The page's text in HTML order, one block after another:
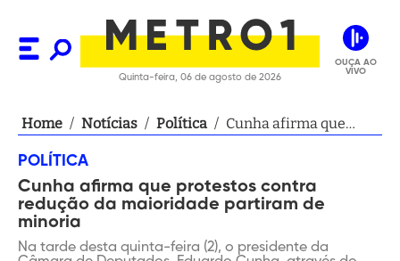
Quinta-feira, 06 de agosto de 2026
OUÇA AO
VIVO
Home / Notícias / Política / Cunha afirma que
partiram de minoria
POLÍTICA
Cunha afirma que protestos contra
redução da maioridade partiram de
minoria
Na tarde desta quinta-feira (2), o presidente da